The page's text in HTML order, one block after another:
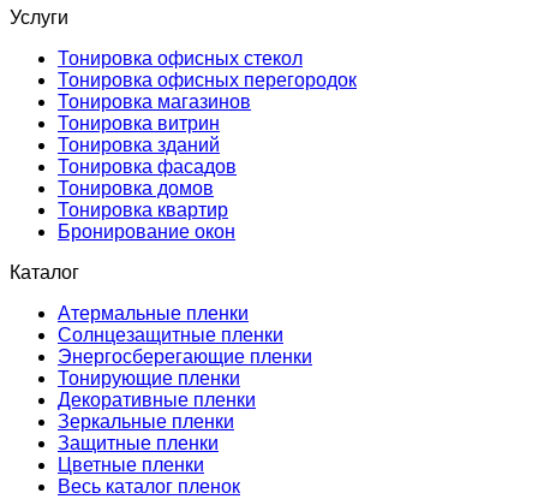
Услуги
Тонировка офисных стекол
Тонировка офисных перегородок
Тонировка магазинов
Тонировка витрин
Тонировка зданий
Тонировка фасадов
Тонировка домов
Тонировка квартир
Бронирование окон
Каталог
Атермальные пленки
Солнцезащитные пленки
Энергосберегающие пленки
Тонирующие пленки
Декоративные пленки
Зеркальные пленки
Защитные пленки
Цветные пленки
Весь каталог пленок